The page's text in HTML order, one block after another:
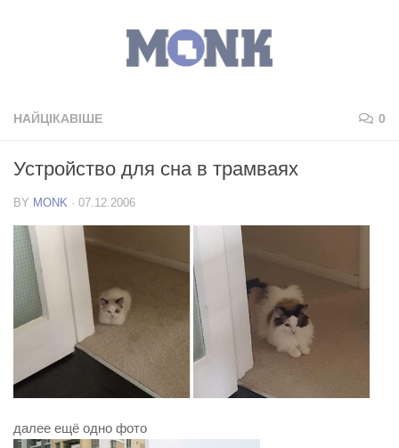
НАЙЦІКАВІШЕ 0
Устройство для сна в трамваях
BY MONK · 07.12.2006
далее ещё одно фото